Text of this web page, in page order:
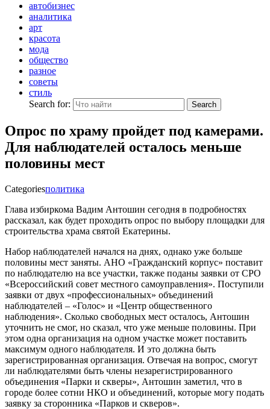
автобизнес
аналитика
арт
красота
мода
общество
разное
советы
стиль
Search for:
Search
Опрос по храму пройдет под камерами.
Для наблюдателей осталось меньше
половины мест
Categoriesполитика
Глава избиркома Вадим Антошин сегодня в подробностях
рассказал, как будет проходить опрос по выбору площадки для
строительства храма святой Екатерины.
Набор наблюдателей начался на днях, однако уже больше
половины мест заняты. АНО «Гражданский корпус» поставит
по наблюдателю на все участки, также поданы заявки от СРО
«Всероссийский совет местного самоуправления». Поступили
заявки от двух «профессиональных» объединений
наблюдателей – «Голос» и «Центр общественного
наблюдения». Сколько свободных мест осталось, Антошин
уточнить не смог, но сказал, что уже меньше половины. При
этом одна организация на одном участке может поставить
максимум одного наблюдателя. И это должна быть
зарегистрированная организация. Отвечая на вопрос, смогут
ли наблюдателями быть члены незарегистрированного
объединения «Парки и скверы», Антошин заметил, что в
городе более сотни НКО и объединений, которые могу подать
заявку за сторонника «Парков и скверов».